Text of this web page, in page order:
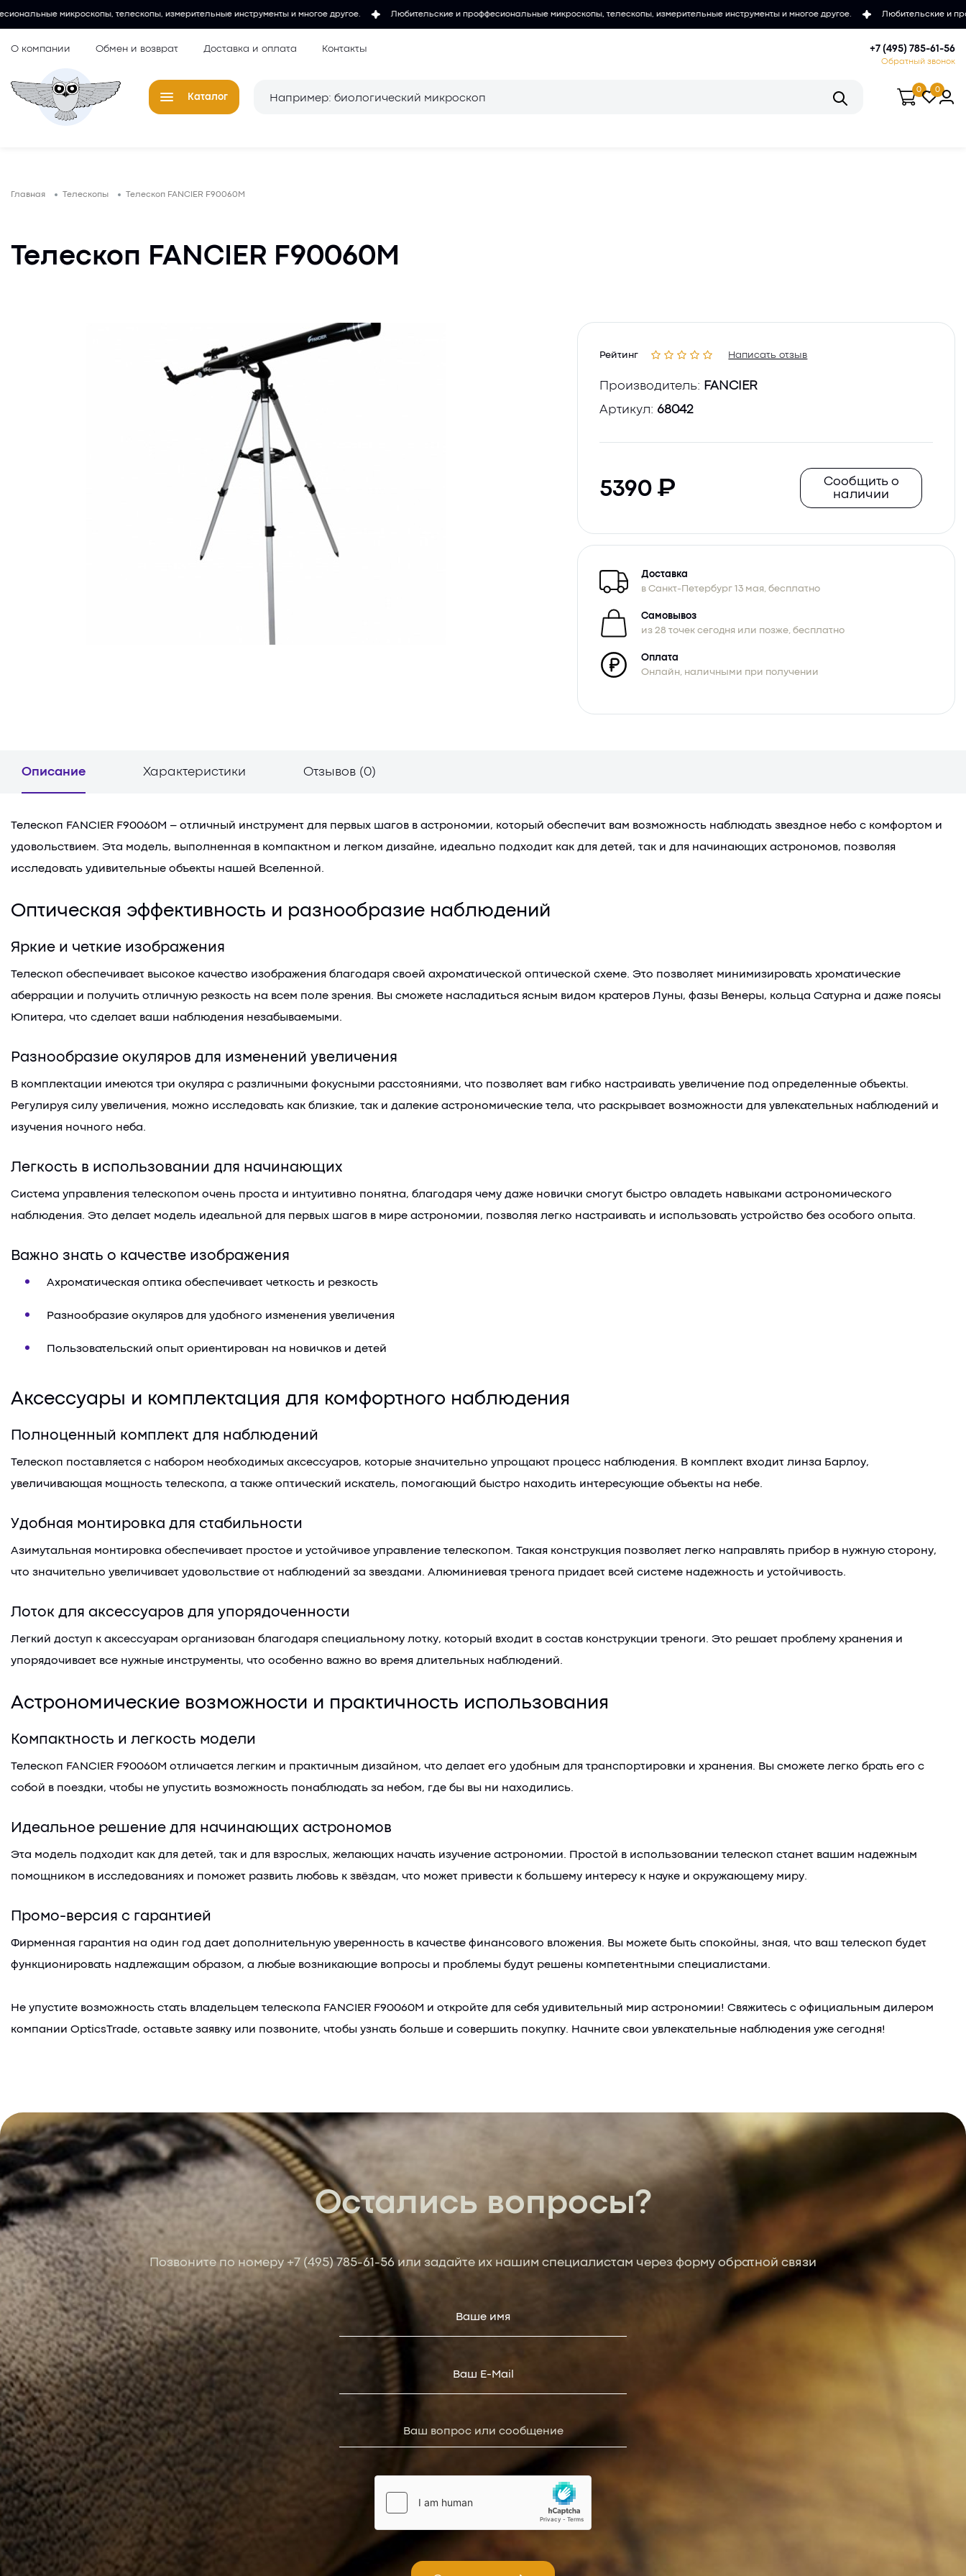
телескопы, измерительные инструменты и многое другое. Любительские и проффесиональные микроскопы, телескопы, измерительные инструменты и многое другое. Любительские и проффесиональные
О компании Обмен и возврат Доставка и оплата Контакты +7 (495) 785-61-56
Обратный звонок
Каталог
0 0
Лупы
Главная Телескопы Телескоп FANCIER F90060M
Телескоп FANCIER F90060M
Рейтинг Написать отзыв
Производитель: FANCIER
Артикул: 68042
5390
Сообщить о
наличии
Доставка
в Санкт-Петербург 13 мая, бесплатно
Самовывоз
из 28 точек сегодня или позже, бесплатно
Оплата
Онлайн, наличными при получении
Описание Характеристики Отзывов (0)
Телескоп FANCIER F90060M – отличный инструмент для первых шагов в астрономии, который обеспечит вам возможность наблюдать звездное небо с комфортом и
удовольствием. Эта модель, выполненная в компактном и легком дизайне, идеально подходит как для детей, так и для начинающих астрономов, позволяя
исследовать удивительные объекты нашей Вселенной.
Оптическая эффективность и разнообразие наблюдений
Яркие и четкие изображения
Телескоп обеспечивает высокое качество изображения благодаря своей ахроматической оптической схеме. Это позволяет минимизировать хроматические
аберрации и получить отличную резкость на всем поле зрения. Вы сможете насладиться ясным видом кратеров Луны, фазы Венеры, кольца Сатурна и даже поясы
Юпитера, что сделает ваши наблюдения незабываемыми.
Разнообразие окуляров для изменений увеличения
В комплектации имеются три окуляра с различными фокусными расстояниями, что позволяет вам гибко настраивать увеличение под определенные объекты.
Регулируя силу увеличения, можно исследовать как близкие, так и далекие астрономические тела, что раскрывает возможности для увлекательных наблюдений и
изучения ночного неба.
Легкость в использовании для начинающих
Система управления телескопом очень проста и интуитивно понятна, благодаря чему даже новички смогут быстро овладеть навыками астрономического
наблюдения. Это делает модель идеальной для первых шагов в мире астрономии, позволяя легко настраивать и использовать устройство без особого опыта.
Важно знать о качестве изображения
Ахроматическая оптика обеспечивает четкость и резкость
Разнообразие окуляров для удобного изменения увеличения
Пользовательский опыт ориентирован на новичков и детей
Аксессуары и комплектация для комфортного наблюдения
Полноценный комплект для наблюдений
Телескоп поставляется с набором необходимых аксессуаров, которые значительно упрощают процесс наблюдения. В комплект входит линза Барлоу,
увеличивающая мощность телескопа, а также оптический искатель, помогающий быстро находить интересующие объекты на небе.
Удобная монтировка для стабильности
Азимутальная монтировка обеспечивает простое и устойчивое управление телескопом. Такая конструкция позволяет легко направлять прибор в нужную сторону,
что значительно увеличивает удовольствие от наблюдений за звездами. Алюминиевая тренога придает всей системе надежность и устойчивость.
Лоток для аксессуаров для упорядоченности
Легкий доступ к аксессуарам организован благодаря специальному лотку, который входит в состав конструкции треноги. Это решает проблему хранения и
упорядочивает все нужные инструменты, что особенно важно во время длительных наблюдений.
Астрономические возможности и практичность использования
Компактность и легкость модели
Телескоп FANCIER F90060M отличается легким и практичным дизайном, что делает его удобным для транспортировки и хранения. Вы сможете легко брать его с
собой в поездки, чтобы не упустить возможность понаблюдать за небом, где бы вы ни находились.
Идеальное решение для начинающих астрономов
Эта модель подходит как для детей, так и для взрослых, желающих начать изучение астрономии. Простой в использовании телескоп станет вашим надежным
помощником в исследованиях и поможет развить любовь к звёздам, что может привести к большему интересу к науке и окружающему миру.
Промо-версия с гарантией
Фирменная гарантия на один год дает дополнительную уверенность в качестве финансового вложения. Вы можете быть спокойны, зная, что ваш телескоп будет
функционировать надлежащим образом, а любые возникающие вопросы и проблемы будут решены компетентными специалистами.
Не упустите возможность стать владельцем телескопа FANCIER F90060M и откройте для себя удивительный мир астрономии! Свяжитесь с официальным дилером
компании OpticsTrade, оставьте заявку или позвоните, чтобы узнать больше и совершить покупку. Начните свои увлекательные наблюдения уже сегодня!
Остались вопросы?
Позвоните по номеру +7 (495) 785-61-56или задайте их нашим специалистам через форму обратной связи